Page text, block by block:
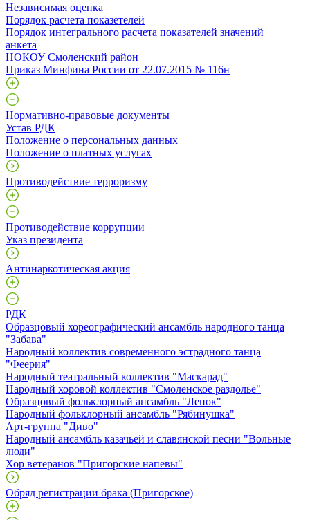
Независимая оценка
Порядок расчета показетелей
Порядок интегрального расчета показателей значений
анкета
НОКОУ Смоленский район
Приказ Минфина России от 22.07.2015 № 116н
Нормативно-правовые документы
Устав РДК
Положение о персональных данных
Положение о платных услугах
Противодействие терроризму
Противодействие коррупции
Указ президента
Антинаркотическая акция
РДК
Образцовый хореографический ансамбль народного танца
"Забава"
Народный коллектив современного эстрадного танца
"Феерия"
Народный театральный коллектив "Маскарад"
Народный хоровой коллектив "Смоленское раздолье"
Образцовый фольклорный ансамбль "Ленок"
Народный фольклорный ансамбль "Рябинушка"
Арт-группа "Диво"
Народный ансамбль казачьей и славянской песни "Вольные
люди"
Хор ветеранов "Пригорские напевы"
Обряд регистрации брака (Пригорское)